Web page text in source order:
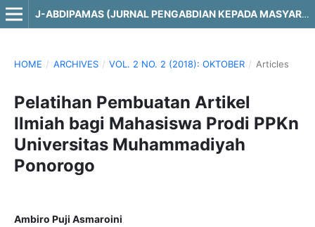
J-ABDIPAMAS (JURNAL PENGABDIAN KEPADA MASYARAKAT)
HOME / ARCHIVES / VOL. 2 NO. 2 (2018): OKTOBER / Articles
Pelatihan Pembuatan Artikel
Ilmiah bagi Mahasiswa Prodi PPKn
Universitas Muhammadiyah
Ponorogo
Ambiro Puji Asmaroini